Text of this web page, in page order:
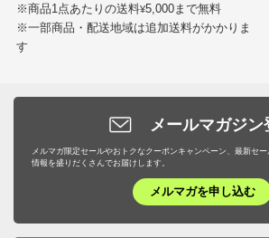
※商品1点あたりの送料¥5,000まで無料
※一部商品・配送地域は追加送料がかかりま
す
メールマガジン
メルマガ限定セールやおトクなクーポンキャンペーン、最新セ
情報を盛りだくさんでお届けします。
メルマガを申し込む